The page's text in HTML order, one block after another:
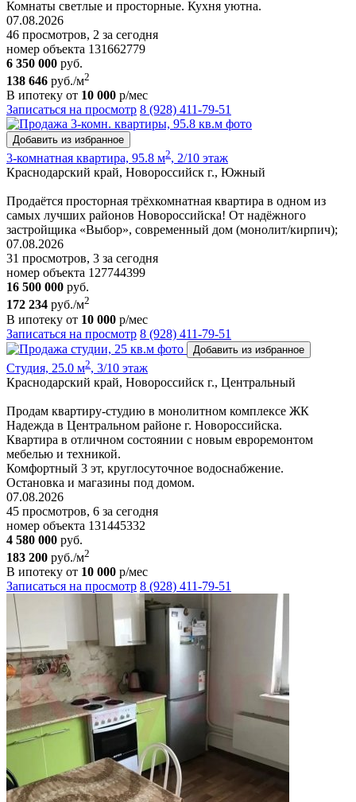
Комнаты светлые и просторные. Кухня уютна.
07.08.2026
46 просмотров, 2 за сегодня
номер объекта 131662779
6 350 000 руб.
138 646 руб./м2
В ипотеку от 10 000 р/мес
Записаться на просмотр 8 (928) 411-79-51
Добавить из избранное
3-комнатная квартира, 95.8 м2, 2/10 этаж
Краснодарский край, Новороссийск г., Южный
Продаётся просторная трёхкомнатная квартира в одном из
самых лучших районов Новороссийска! От надёжного
застройщика «Выбор», современный дом (монолит/кирпич);
07.08.2026
31 просмотров, 3 за сегодня
номер объекта 127744399
16 500 000 руб.
172 234 руб./м2
В ипотеку от 10 000 р/мес
Записаться на просмотр 8 (928) 411-79-51
Добавить из избранное
Студия, 25.0 м2, 3/10 этаж
Краснодарский край, Новороссийск г., Центральный
Продам квартиру-студию в монолитном комплексе ЖК
Надежда в Центральном районе г. Новороссийска.
Квартира в отличном состоянии с новым евроремонтом
мебелью и техникой.
Комфортный 3 эт, круглосуточное водоснабжение.
Остановка и магазины под домом.
07.08.2026
45 просмотров, 6 за сегодня
номер объекта 131445332
4 580 000 руб.
183 200 руб./м2
В ипотеку от 10 000 р/мес
Записаться на просмотр 8 (928) 411-79-51